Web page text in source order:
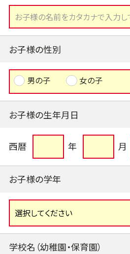
お子様の性別
男の子 女の子
お子様の生年月日
西暦 年 月
お子様の学年
学校名（幼稚園・保育園）